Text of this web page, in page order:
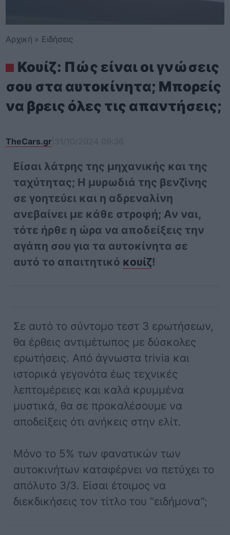
Αρχική » Ειδήσεις
Κουίζ: Πώς είναι οι γνώσεις
σου στα αυτοκίνητα; Μπορείς
να βρεις όλες τις απαντήσεις;
TheCars.gr
Είσαι λάτρης της μηχανικής και της
ταχύτητας; Η μυρωδιά της βενζίνης
σε γοητεύει και η αδρεναλίνη
ανεβαίνει με κάθε στροφή; Αν ναι,
τότε ήρθε η ώρα να αποδείξεις την
αγάπη σου για τα αυτοκίνητα σε
αυτό το απαιτητικό κουίζ!
Σε αυτό το σύντομο τεστ 3 ερωτήσεων,
θα έρθεις αντιμέτωπος με δύσκολες
ερωτήσεις. Από άγνωστα trivia και
ιστορικά γεγονότα έως τεχνικές
λεπτομέρειες και καλά κρυμμένα
μυστικά, θα σε προκαλέσουμε να
αποδείξεις ότι ανήκεις στην ελίτ.
Μόνο το 5% των φανατικών των
αυτοκινήτων καταφέρνει να πετύχει το
απόλυτο 3/3. Είσαι έτοιμος να
διεκδικήσεις τον τίτλο του “ειδήμονα”;